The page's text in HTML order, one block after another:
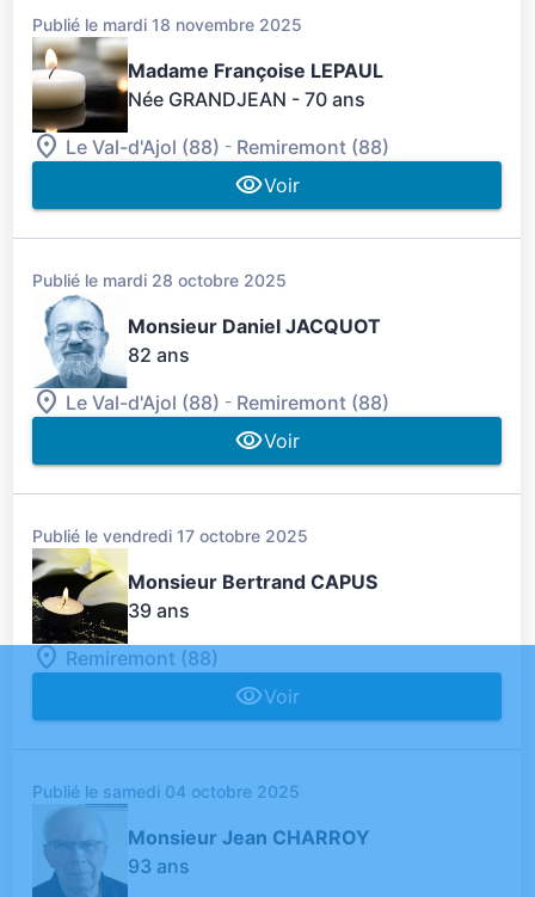
Publié le mardi 18 novembre 2025
Madame Françoise LEPAUL
Née GRANDJEAN - 70 ans
Le Val-d'Ajol (88) - Remiremont (88)
Voir
Publié le mardi 28 octobre 2025
Monsieur Daniel JACQUOT
82 ans
Le Val-d'Ajol (88) - Remiremont (88)
Voir
Publié le vendredi 17 octobre 2025
Monsieur Bertrand CAPUS
39 ans
Remiremont (88)
Voir
Publié le samedi 04 octobre 2025
Monsieur Jean CHARROY
93 ans